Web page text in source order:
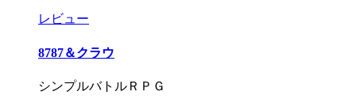
レビュー
8787＆クラウ
シンプルバトルＲＰＧ